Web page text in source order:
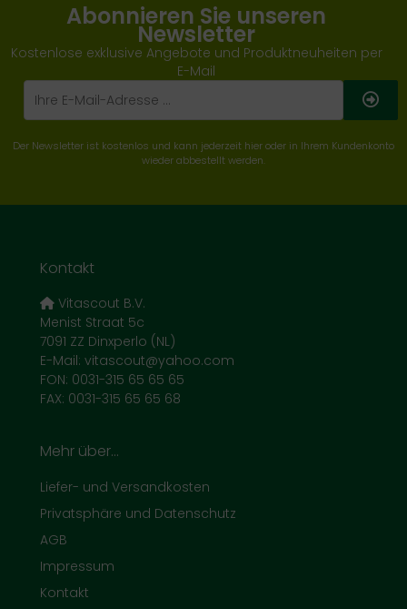
Abonnieren Sie unseren
Newsletter
Kostenlose exklusive Angebote und Produktneuheiten per
E-Mail
Der Newsletter ist kostenlos und kann jederzeit hier oder in Ihrem Kundenkonto
wieder abbestellt werden.
Kontakt
Vitascout B.V.
Menist Straat 5c
7091 ZZ Dinxperlo (NL)
E-Mail: vitascout@yahoo.com
FON: 0031-315 65 65 65
FAX: 0031-315 65 65 68
Mehr über...
Liefer- und Versandkosten
Privatsphäre und Datenschutz
AGB
Impressum
Kontakt